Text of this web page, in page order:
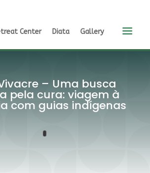
Center Diata Gallery a
– Uma busca
pela cura: viagem à
com guias indígenas